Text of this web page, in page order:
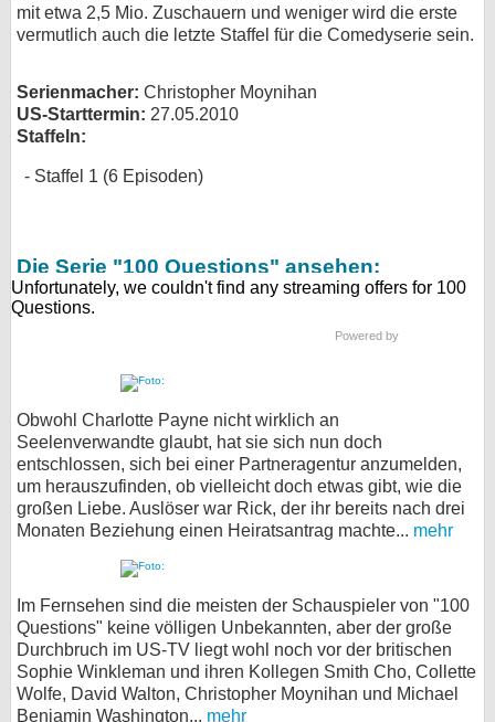
mit etwa 2,5 Mio. Zuschauern und weniger wird die erste
vermutlich auch die letzte Staffel für die Comedyserie sein.
Serienmacher: Christopher Moynihan
US-Starttermin: 27.05.2010
Staffeln:
Staffel 1 (6 Episoden)
Die Serie "100 Questions" ansehen:
Powered by
Obwohl Charlotte Payne nicht wirklich an
Seelenverwandte glaubt, hat sie sich nun doch
entschlossen, sich bei einer Partneragentur anzumelden,
um herauszufinden, ob vielleicht doch etwas gibt, wie die
großen Liebe. Auslöser war Rick, der ihr bereits nach drei
Monaten Beziehung einen Heiratsantrag machte... mehr
Im Fernsehen sind die meisten der Schauspieler von "100
Questions" keine völligen Unbekannten, aber der große
Durchbruch im US-TV liegt wohl noch vor der britischen
Sophie Winkleman und ihren Kollegen Smith Cho, Collette
Wolfe, David Walton, Christopher Moynihan und Michael
Benjamin Washington... mehr
Nutzungsbedingungen
Desktop-Ansicht